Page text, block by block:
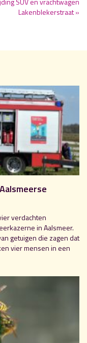
Lakenblekerstraat »
verdachten
in Aalsmeer.
getuigen die zagen dat
vier mensen in een